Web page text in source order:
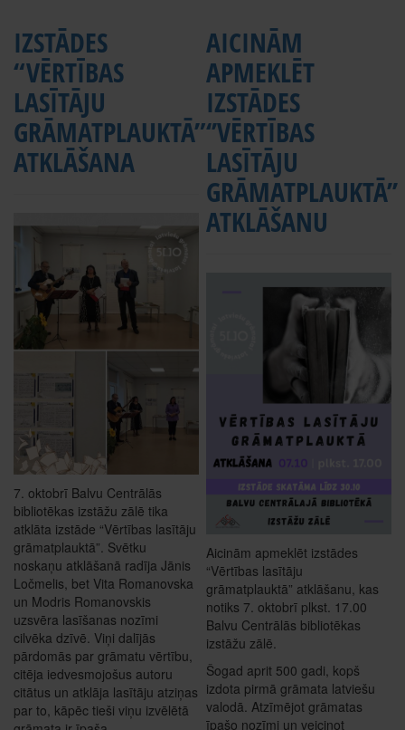
IZSTĀDES
“VĒRTĪBAS
LASĪTĀJU
GRĀMATPLAUKTĀ”
ATKLĀŠANA
7. oktobrī Balvu Centrālās
bibliotēkas izstāžu zālē tika
atklāta izstāde “Vērtības lasītāju
grāmatplauktā”. Svētku
noskaņu atklāšanā radīja Jānis
Ločmelis, bet Vita Romanovska
un Modris Romanovskis
uzsvēra lasīšanas nozīmi
cilvēka dzīvē. Viņi dalījās
pārdomās par grāmatu vērtību,
citēja iedvesmojošus autoru
citātus un atklāja lasītāju atziņas
par to, kāpēc tieši viņu izvēlētā
AICINĀM
APMEKLĒT
IZSTĀDES
‘’VĒRTĪBAS
LASĪTĀJU
GRĀMATPLAUKTĀ’’
ATKLĀŠANU
Aicinām apmeklēt izstādes
“Vērtības lasītāju
grāmatplauktā” atklāšanu, kas
notiks 7. oktobrī plkst. 17.00
Balvu Centrālās bibliotēkas
izstāžu zālē.
Šogad aprit 500 gadi, kopš
izdota pirmā grāmata latviešu
valodā. Atzīmējot grāmatas
īpašo nozīmi un veicinot